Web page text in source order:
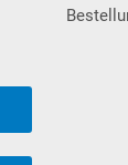
,
An
(im